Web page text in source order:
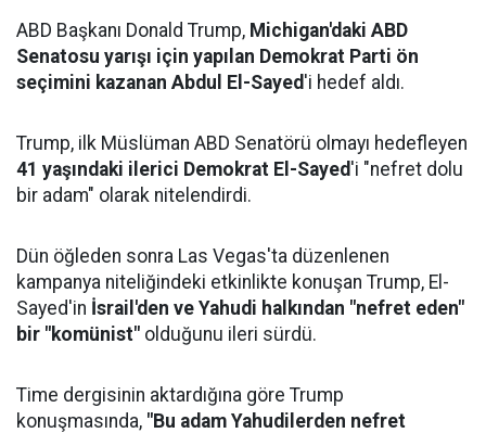
ABD Başkanı Donald Trump, Michigan'daki ABD
Senatosu yarışı için yapılan Demokrat Parti ön
seçimini kazanan Abdul El-Sayed'i hedef aldı.
Trump, ilk Müslüman ABD Senatörü olmayı hedefleyen
41 yaşındaki ilerici Demokrat El-Sayed'i "nefret dolu
bir adam" olarak nitelendirdi.
Dün öğleden sonra Las Vegas'ta düzenlenen
kampanya niteliğindeki etkinlikte konuşan Trump, El-
Sayed'in İsrail'den ve Yahudi halkından "nefret eden"
bir "komünist" olduğunu ileri sürdü.
Time dergisinin aktardığına göre Trump
konuşmasında, "Bu adam Yahudilerden nefret